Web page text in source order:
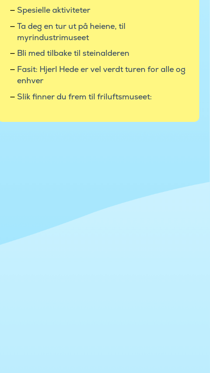
Spesielle aktiviteter
Ta deg en tur ut på heiene, til
myrindustrimuseet
Bli med tilbake til steinalderen
Fasit: Hjerl Hede er vel verdt turen for alle og
enhver
​​Slik finner du frem til friluftsmuseet: